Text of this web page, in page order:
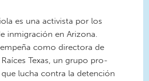
es una activista por los
inmigración en Arizona.
como directora de
Texas, un grupo pro-
lucha contra la detención